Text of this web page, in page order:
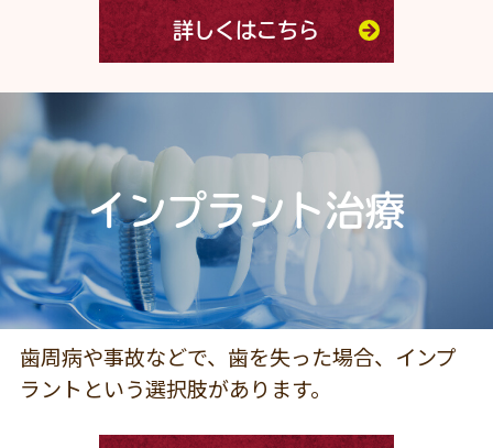
詳しくはこちら
インプラント治療
歯周病や事故などで、歯を失った場合、インプ
ラントという選択肢があります。